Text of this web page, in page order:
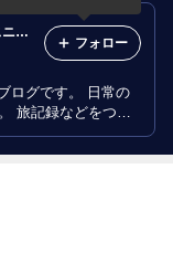
NEEMTｒEE店主Nanaのブログ＊エスニックがある暮らし、時々音楽、時々猫
ログです。 日常の
旅記録などをつづ
フォロー